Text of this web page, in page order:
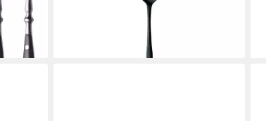
lieferbar - in 3-4 Werktagen bei dir